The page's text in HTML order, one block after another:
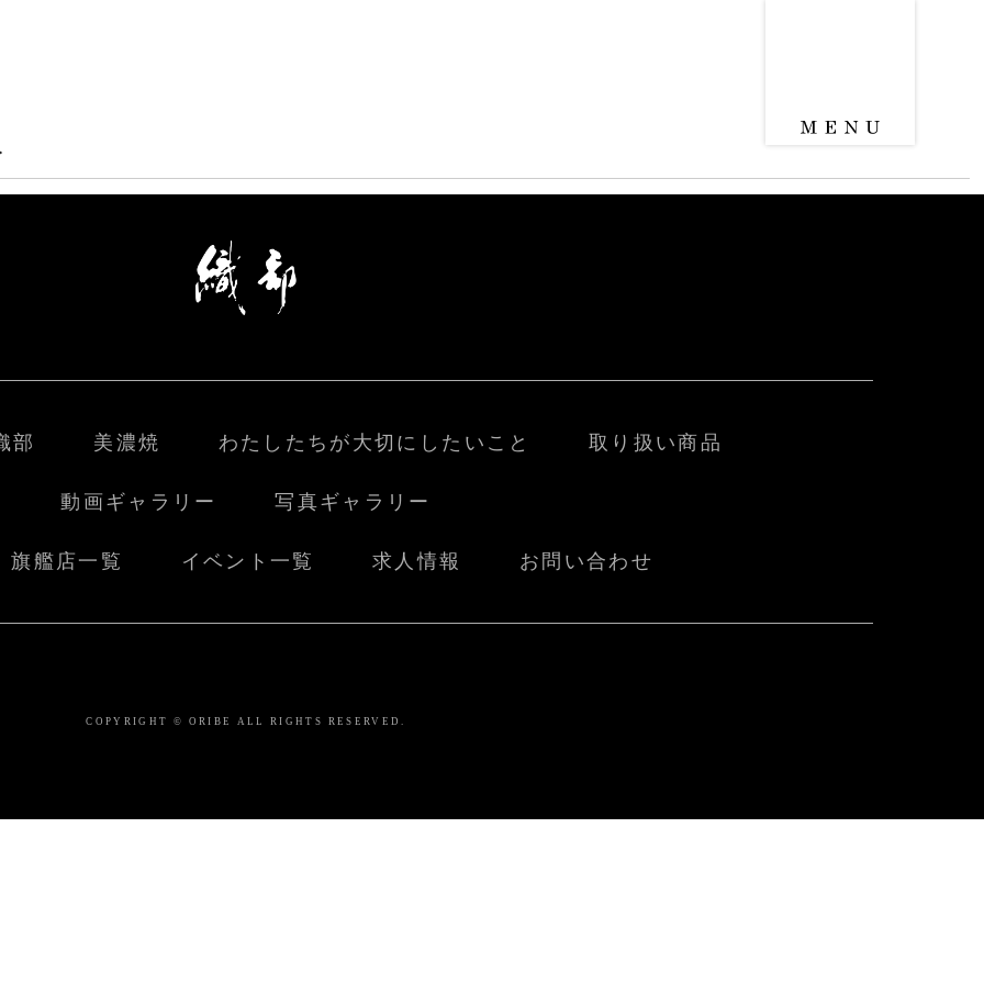
部 美濃焼 わたしたちが大切にしたいこと 取り扱い商品
動画ギャラリー 写真ギャラリー
旗艦店一覧 イベント一覧 求人情報 お問い合わせ
COPYRIGHT © ORIBE ALL RIGHTS RESERVED.